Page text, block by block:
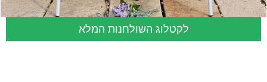
לקטלוג השולחנות המלא